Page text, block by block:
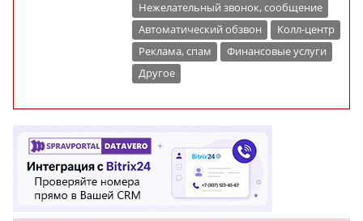
Нежелательный звонок, сообщение
Автоматический обзвон
Колл-центр
Реклама, спам
Финансовые услуги
Другое